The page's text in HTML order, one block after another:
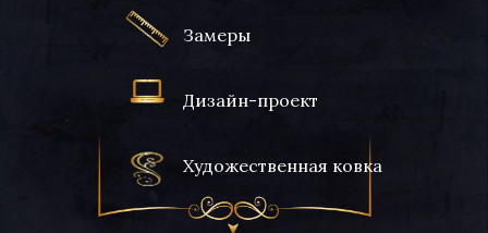
Замеры
Дизайн-проект
Художественная ковка